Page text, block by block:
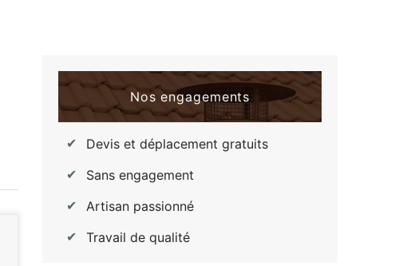
Nos engagements
Devis et déplacement gratuits
Sans engagement
Artisan passionné
Travail de qualité